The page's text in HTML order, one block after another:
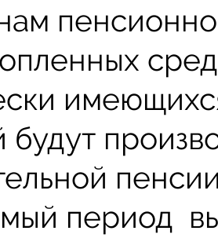
будут
период